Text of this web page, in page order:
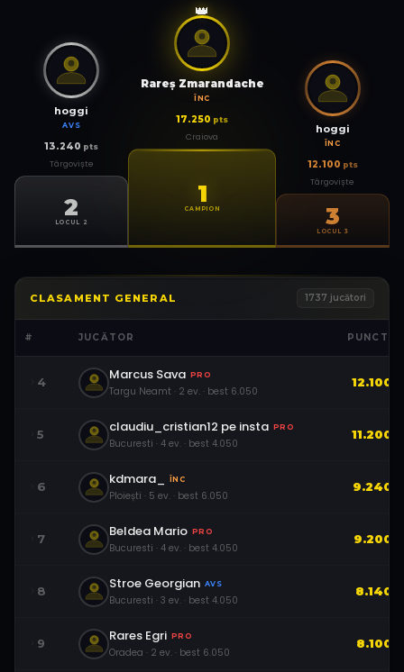
hoggi
AVS
13.240 pts
Târgoviște
2
LOCUL 2
👑
Rareş Zmarandache
ÎNC
17.250 pts
Craiova
1
CAMPION
hoggi
ÎNC
12.100 pts
Târgoviște
3
LOCUL 3
CLASAMENT GENERAL 1737 jucători
# JUCĂTOR PUNCTE
4 Marcus Sava PRO
Targu Neamt · 2 ev. · best 6.050
12.100
5 claudiu_cristian12 pe insta PRO
Bucuresti · 4 ev. · best 4.050
11.200
6 kdmara_ ÎNC
Ploiești · 5 ev. · best 6.050
9.240
7 Beldea Mario PRO
Bucuresti · 4 ev. · best 4.050
9.200
8 Stroe Georgian AVS
Bucuresti · 3 ev. · best 4.050
8.140
9 Rares Egri PRO
Oradea · 2 ev. · best 6.050
8.100